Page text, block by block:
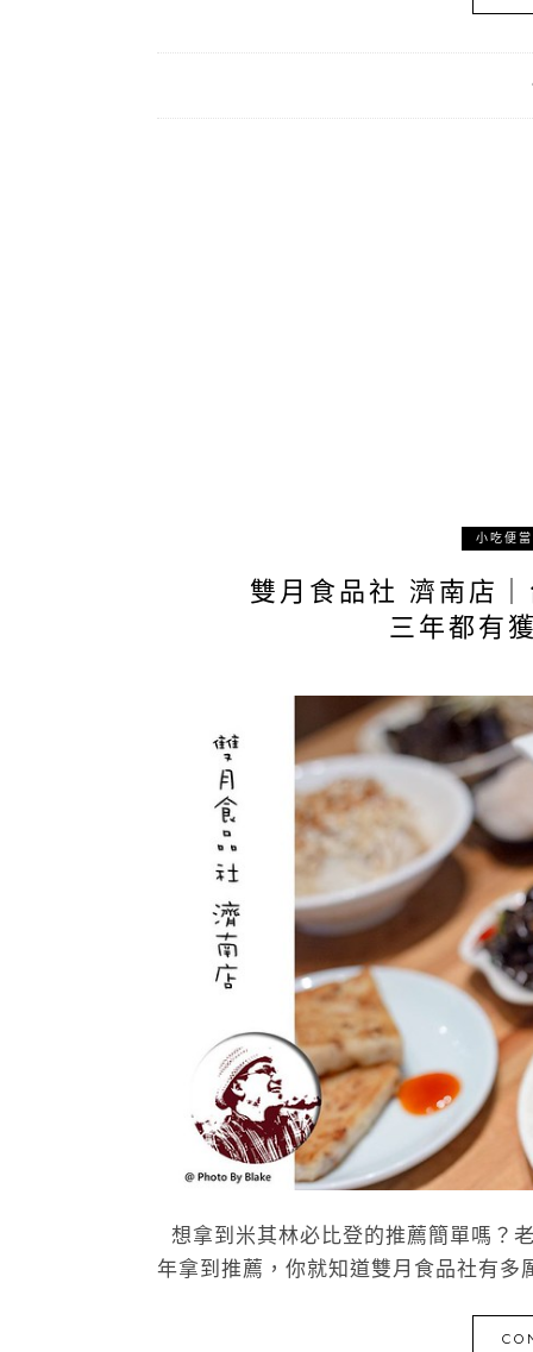
小吃便當
雙月食品社 濟南店
三年都有
想拿到米其林必比登的推薦簡單嗎？
年拿到推薦，你就知道雙月食品社有